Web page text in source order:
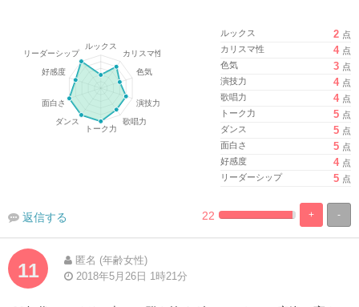
ルックス 2 点
カリスマ性
4 点
色気
3 点
演技力
4 点
歌唱力
4 点
トーク力
5 点
ダンス
5 点
面白さ
5 点
好感度
4 点
リーダーシップ
5 点
-
+
%
100%
22
返信する
11
匿名 (年齢女性)
2018年5月26日 1時21分